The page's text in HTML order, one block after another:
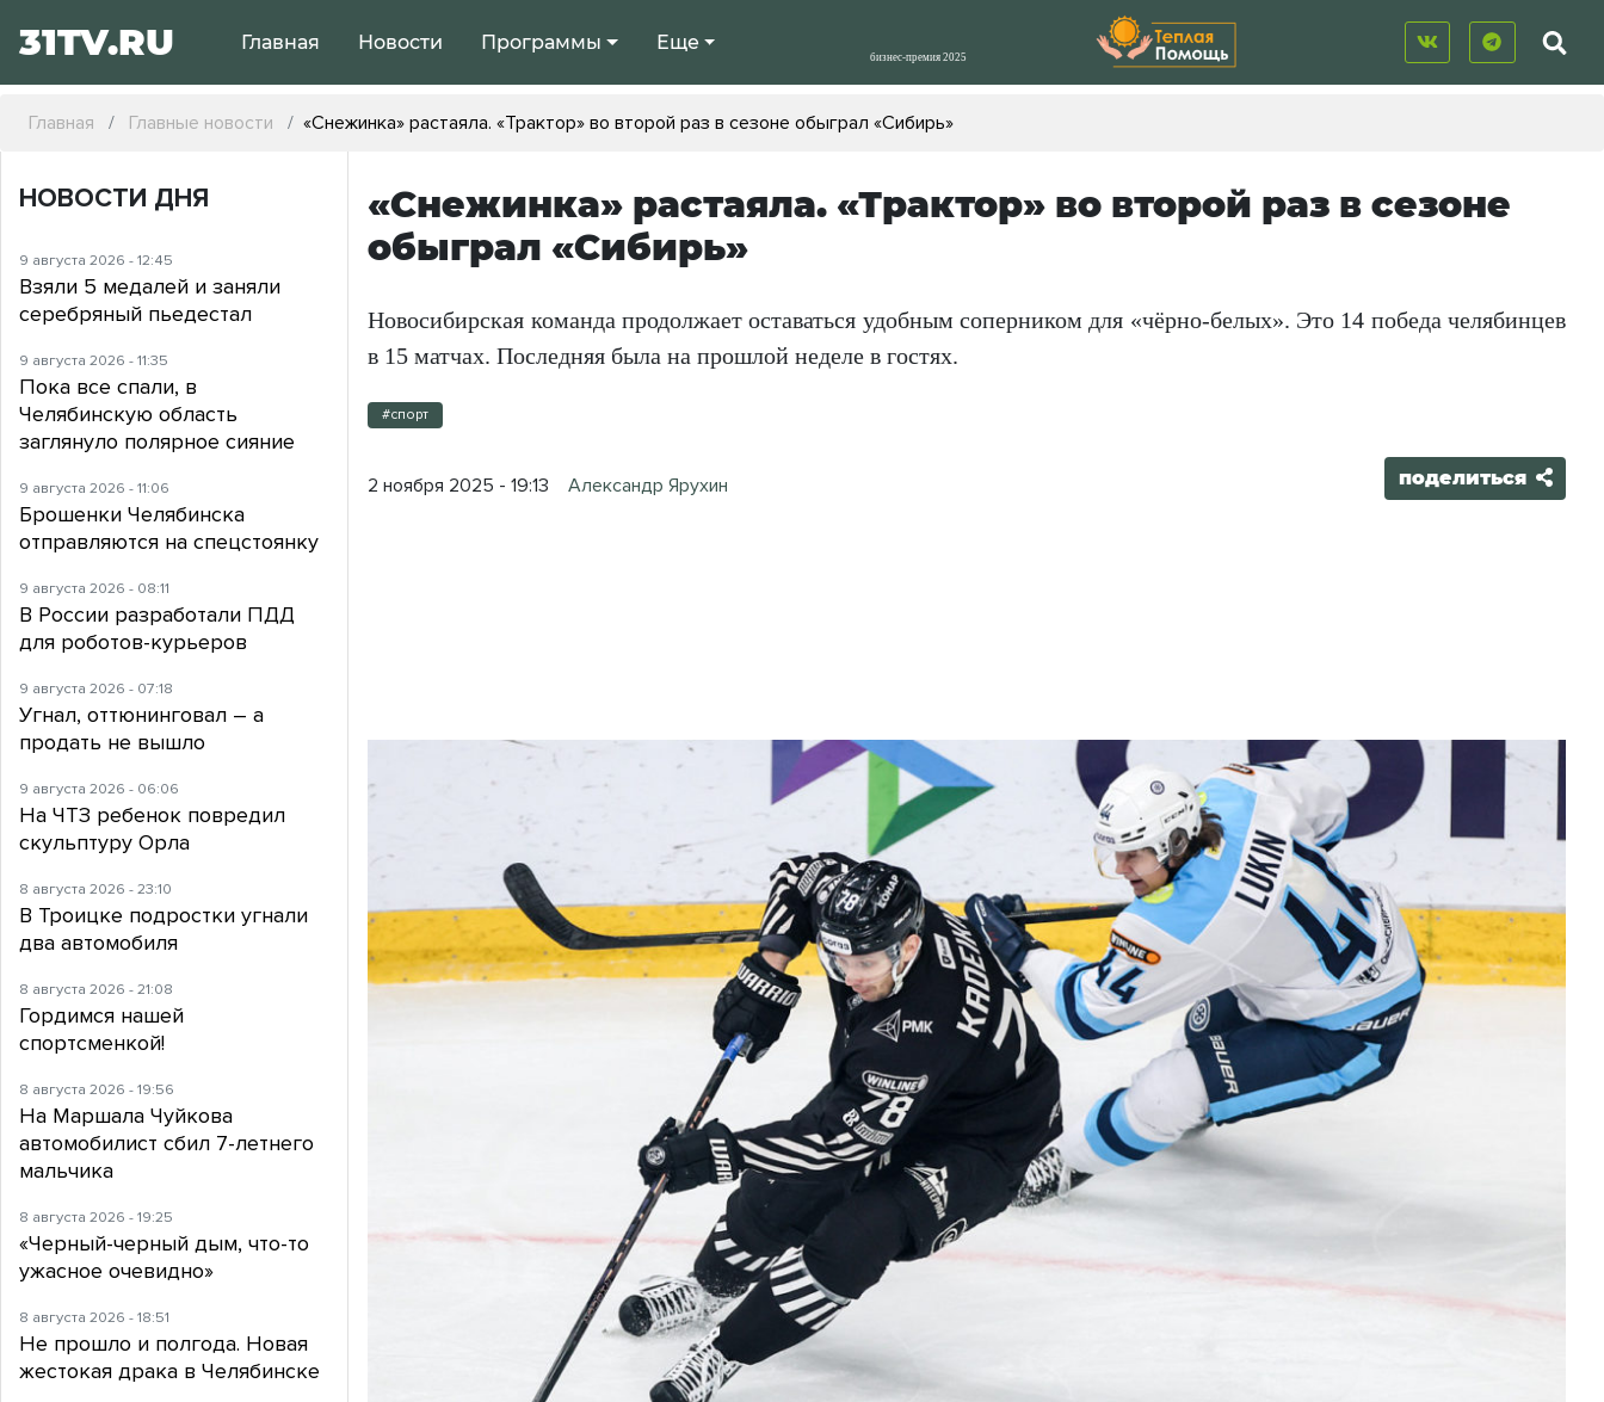
31TV.RU Главная Новости Программы Еще
Главная Главные новости «Снежинка» растаяла. «Трактор» во второй раз в сезоне обыграл «Сибирь»
«Снежинка» растаяла. «Трактор» во второй раз в сезоне
обыграл «Сибирь»
Новосибирская команда продолжает оставаться удобным соперником для «чёрно-белых». Это 14 победа челябинцев
в 15 матчах. Последняя была на прошлой неделе в гостях.
#спорт
2 ноября 2025 - 19:13 Александр Ярухин поделиться
НОВОСТИ ДНЯ
9 августа 2026 - 12:45
Взяли 5 медалей и заняли
серебряный пьедестал
9 августа 2026 - 11:35
Пока все спали, в
Челябинскую область
заглянуло полярное сияние
9 августа 2026 - 11:06
Брошенки Челябинска
отправляются на спецстоянку
9 августа 2026 - 08:11
В России разработали ПДД
для роботов-курьеров
9 августа 2026 - 07:18
Угнал, оттюнинговал – а
продать не вышло
9 августа 2026 - 06:06
На ЧТЗ ребенок повредил
скульптуру Орла
8 августа 2026 - 23:10
В Троицке подростки угнали
два автомобиля
8 августа 2026 - 21:08
Гордимся нашей
спортсменкой!
8 августа 2026 - 19:56
На Маршала Чуйкова
автомобилист сбил 7-летнего
мальчика
8 августа 2026 - 19:25
«Черный-черный дым, что-то
ужасное очевидно»
8 августа 2026 - 18:51
Не прошло и полгода. Новая
жестокая драка в Челябинске